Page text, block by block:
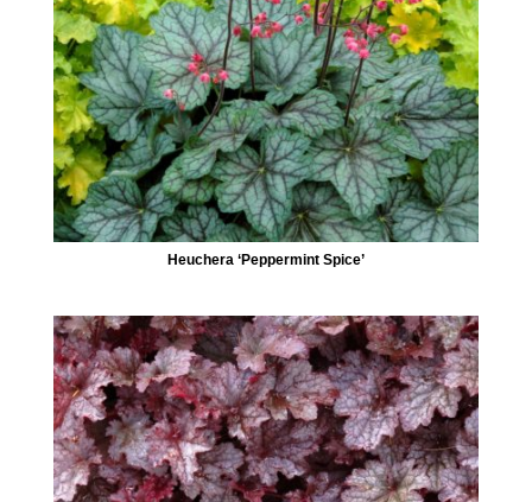
Heuchera ‘Peppermint Spice’